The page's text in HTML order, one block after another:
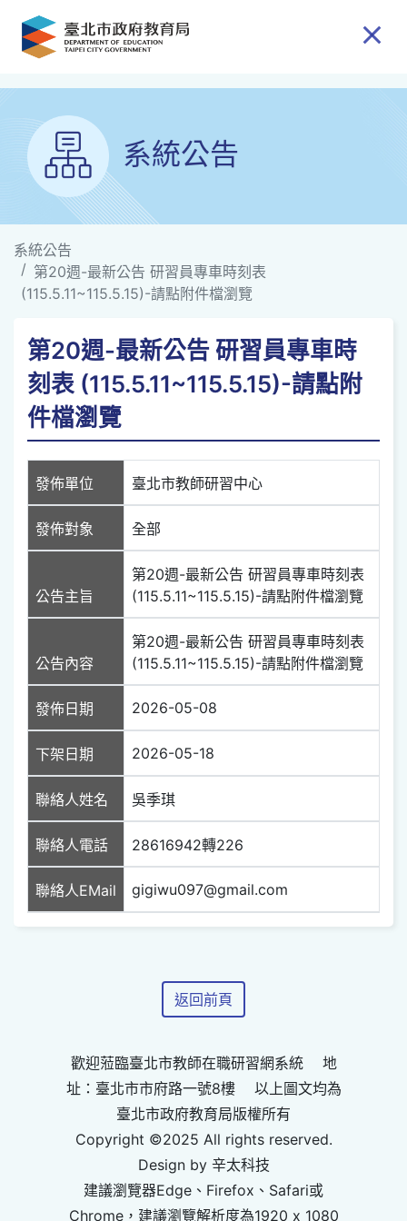
跳到主要內容
系統公告
系統公告
第20週-最新公告 研習員專車時刻表
(115.5.11~115.5.15)-請點附件檔瀏覽
第20週-最新公告 研習員專車時
刻表 (115.5.11~115.5.15)-請點附
件檔瀏覽
發佈單位 臺北市教師研習中心
發佈對象 全部
公告主旨
第20週-最新公告 研習員專車時刻表
(115.5.11~115.5.15)-請點附件檔瀏覽
公告內容
第20週-最新公告 研習員專車時刻表
(115.5.11~115.5.15)-請點附件檔瀏覽
發佈日期 2026-05-08
下架日期 2026-05-18
聯絡人姓名 吳季琪
聯絡人電話 28616942轉226
聯絡人EMail gigiwu097@gmail.com
返回前頁
歡迎蒞臨臺北市教師在職研習網系統 地
址：臺北市市府路一號8樓 以上圖文均為
臺北市政府教育局版權所有
Copyright ©2025 All rights reserved.
Design by 辛太科技
建議瀏覽器Edge、Firefox、Safari或
Chrome，建議瀏覽解析度為1920 x 1080